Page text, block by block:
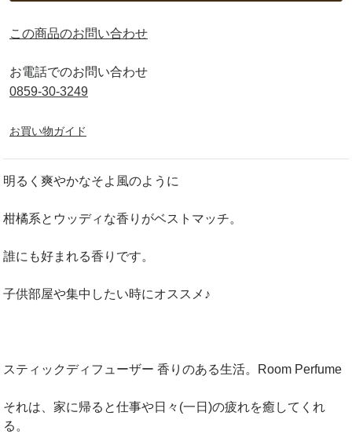
この商品のお問い合わせ
お電話でのお問い合わせ
0859-30-3249
お買い物ガイド
明るく爽やかなそよ風のように
柑橘系とウッディな香りがベストマッチ。
誰にも好まれる香りです。
子供部屋や集中したい時にオススメ♪
スティックディフューザー 香りのある生活。Room Perfume
それは、家に帰ると仕事や日々(一日)の疲れを癒してくれ
る。